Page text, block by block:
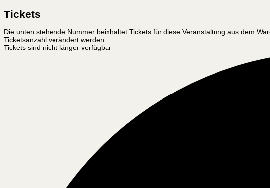
Tickets
Die unten stehende Nummer beinhaltet Tickets für diese Veranstaltung aus dem
Ticketsanzahl verändert werden.
Tickets sind nicht länger verfügbar